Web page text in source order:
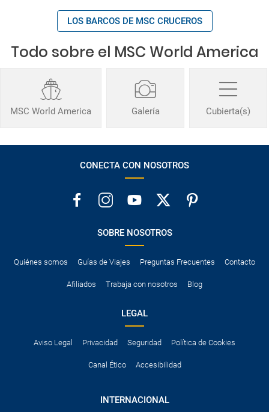
LOS BARCOS DE MSC CRUCEROS
Todo sobre el MSC World America
MSC World America Galería Cubierta(s)
CONECTA CON NOSOTROS
SOBRE NOSOTROS
Quiénes somos Guías de Viajes Preguntas Frecuentes Contacto
Afiliados Trabaja con nosotros Blog
LEGAL
Aviso Legal Privacidad Seguridad Política de Cookies
Canal Ético Accesibilidad
INTERNACIONAL